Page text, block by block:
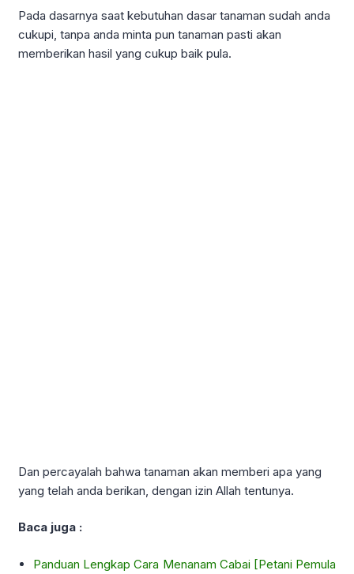
Pada dasarnya saat kebutuhan dasar tanaman sudah anda
cukupi, tanpa anda minta pun tanaman pasti akan
memberikan hasil yang cukup baik pula.
Dan percayalah bahwa tanaman akan memberi apa yang
yang telah anda berikan, dengan izin Allah tentunya.
Baca juga :
Panduan Lengkap Cara Menanam Cabai [Petani Pemula